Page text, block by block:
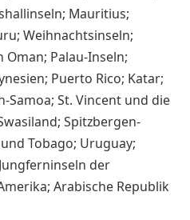
Mauritius;
Weihnachtsinseln;
Palau-Inseln;
Puerto Rico; Katar;
Samoa; St. Vincent und die
Spitzbergen-
Tobago; Uruguay;
der
Arabische Republik